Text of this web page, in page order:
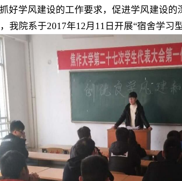
好学风建设的工作要求，促进学风建设
我院系于2017年12月11日开展“宿舍学习